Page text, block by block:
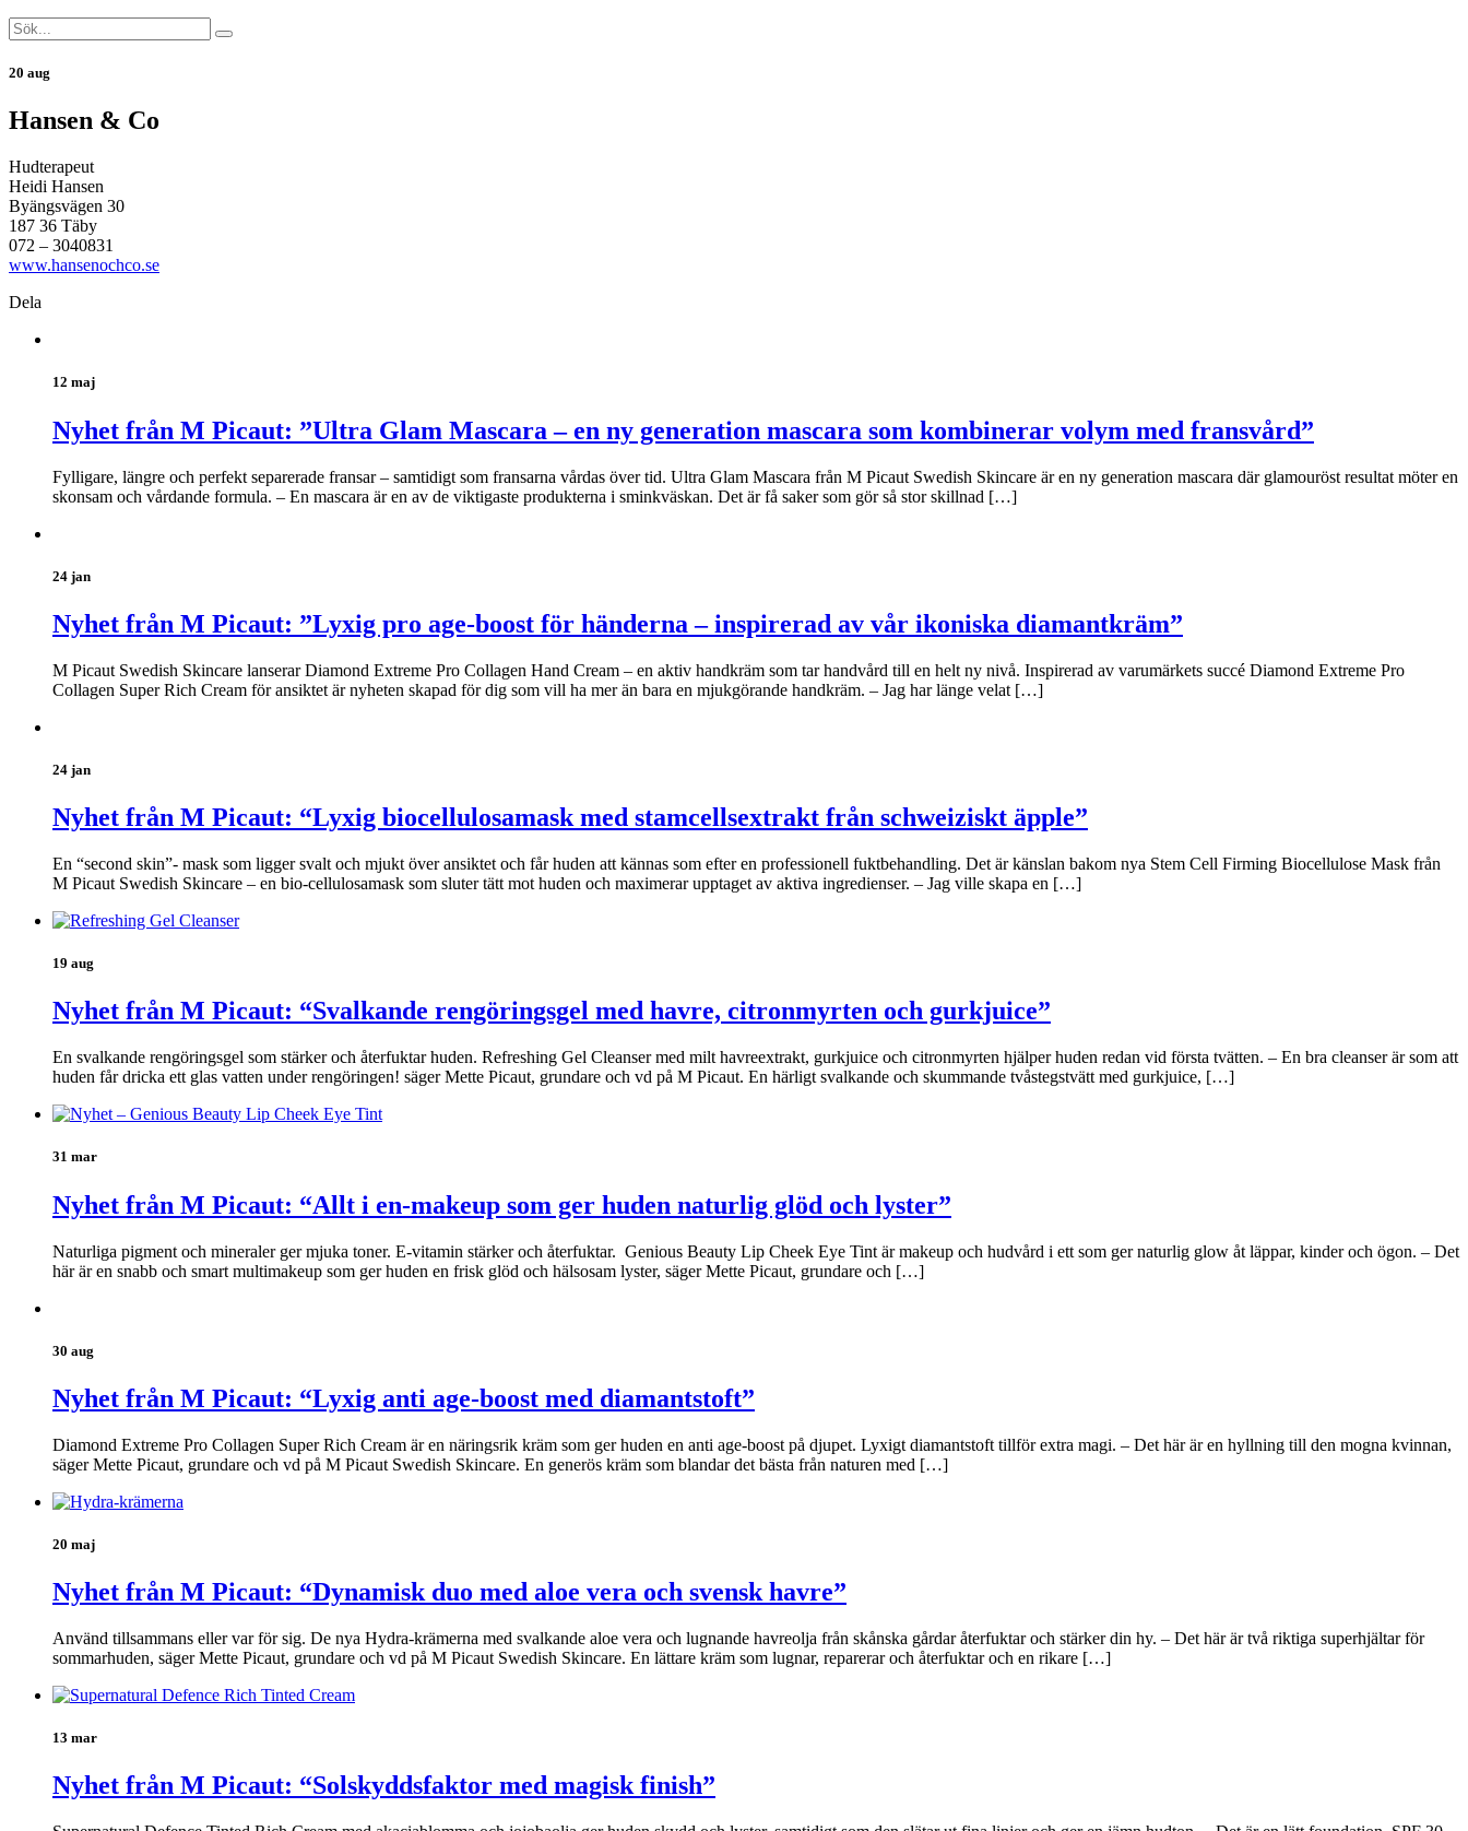
20 aug
Hansen & Co
Hudterapeut
Heidi Hansen
Byängsvägen 30
187 36 Täby
072 – 3040831
www.hansenochco.se
Dela
12 maj
Nyhet från M Picaut: ”Ultra Glam Mascara – en ny generation mascara som kombinerar volym med fransvård”
Fylligare, längre och perfekt separerade fransar – samtidigt som fransarna vårdas över tid. Ultra Glam Mascara från M Picaut Swedish Skincare är en ny generation mascara där glamouröst resultat möter en
skonsam och vårdande formula. – En mascara är en av de viktigaste produkterna i sminkväskan. Det är få saker som gör så stor skillnad […]
24 jan
Nyhet från M Picaut: ”Lyxig pro age-boost för händerna – inspirerad av vår ikoniska diamantkräm”
M Picaut Swedish Skincare lanserar Diamond Extreme Pro Collagen Hand Cream – en aktiv handkräm som tar handvård till en helt ny nivå. Inspirerad av varumärkets succé Diamond Extreme Pro
Collagen Super Rich Cream för ansiktet är nyheten skapad för dig som vill ha mer än bara en mjukgörande handkräm. – Jag har länge velat […]
24 jan
Nyhet från M Picaut: “Lyxig biocellulosamask med stamcellsextrakt från schweiziskt äpple”
En “second skin”- mask som ligger svalt och mjukt över ansiktet och får huden att kännas som efter en professionell fuktbehandling. Det är känslan bakom nya Stem Cell Firming Biocellulose Mask från
M Picaut Swedish Skincare – en bio-cellulosamask som sluter tätt mot huden och maximerar upptaget av aktiva ingredienser. – Jag ville skapa en […]
19 aug
Nyhet från M Picaut: “Svalkande rengöringsgel med havre, citronmyrten och gurkjuice”
En svalkande rengöringsgel som stärker och återfuktar huden. Refreshing Gel Cleanser med milt havreextrakt, gurkjuice och citronmyrten hjälper huden redan vid första tvätten. – En bra cleanser är som att
huden får dricka ett glas vatten under rengöringen! säger Mette Picaut, grundare och vd på M Picaut. En härligt svalkande och skummande tvåstegstvätt med gurkjuice, […]
31 mar
Nyhet från M Picaut: “Allt i en-makeup som ger huden naturlig glöd och lyster”
Naturliga pigment och mineraler ger mjuka toner. E-vitamin stärker och återfuktar. Genious Beauty Lip Cheek Eye Tint är makeup och hudvård i ett som ger naturlig glow åt läppar, kinder och ögon. – Det
här är en snabb och smart multimakeup som ger huden en frisk glöd och hälsosam lyster, säger Mette Picaut, grundare och […]
30 aug
Nyhet från M Picaut: “Lyxig anti age-boost med diamantstoft”
Diamond Extreme Pro Collagen Super Rich Cream är en näringsrik kräm som ger huden en anti age-boost på djupet. Lyxigt diamantstoft tillför extra magi. – Det här är en hyllning till den mogna kvinnan,
säger Mette Picaut, grundare och vd på M Picaut Swedish Skincare. En generös kräm som blandar det bästa från naturen med […]
20 maj
Nyhet från M Picaut: “Dynamisk duo med aloe vera och svensk havre”
Använd tillsammans eller var för sig. De nya Hydra-krämerna med svalkande aloe vera och lugnande havreolja från skånska gårdar återfuktar och stärker din hy. – Det här är två riktiga superhjältar för
sommarhuden, säger Mette Picaut, grundare och vd på M Picaut Swedish Skincare. En lättare kräm som lugnar, reparerar och återfuktar och en rikare […]
13 mar
Nyhet från M Picaut: “Solskyddsfaktor med magisk finish”